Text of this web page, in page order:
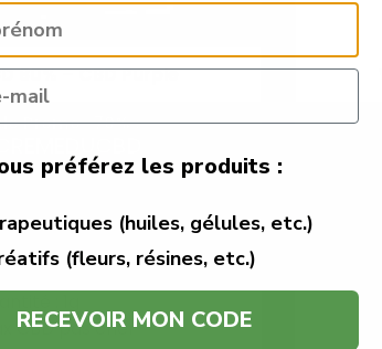
80% – CBD Purple
Promo -70% :
Purple
CBD pas cher
préférez les produits :
(huiles, gélules, etc.)
(fleurs, résines, etc.)
RECEVOIR MON CODE